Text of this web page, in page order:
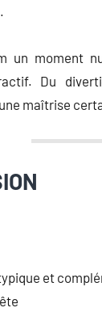
un moment
Du
maîtrise
et